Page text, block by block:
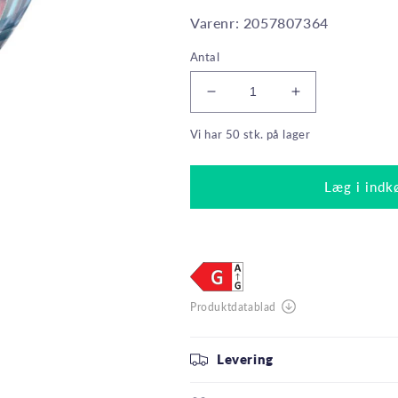
Varenr: 2057807364
Antal
Reducer
antallet
for
3,9W(35W)
25°
Dim
Klar
Øg
antallet
for
GU10
3,9W(35W)
Klar
Vi har 50 stk. på lager
Læg i
Levering